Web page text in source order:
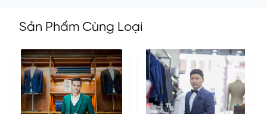
Sản Phẩm Cùng Loại